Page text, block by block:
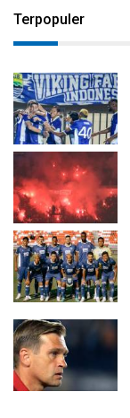
Terpopuler